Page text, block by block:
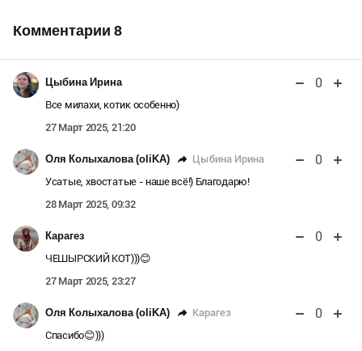
Комментарии 8
Цыбина Ирина 0
Все милахи, котик особенно)
27 Март 2025, 21:20
Оля Колыхалова (oliKA) Цыбина Ирина 0
Усатые, хвостатые - наше всё!) Благодарю!
28 Март 2025, 09:32
Карагез 0
ЧЕШЫРСКИЙ КОТ)))😊
27 Март 2025, 23:27
Оля Колыхалова (oliKA) Карагез 0
Спасибо😊)))